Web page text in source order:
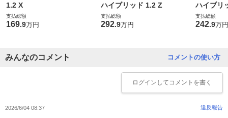
1.2 X
支払総額
169.9万円
ハイブリッド 1.2 Z
支払総額
292.9万円
ハイブリ
支払総額
242.9万円
コメントの使い方
みんなのコメント
ログイン してコメントを書く
2026/6/04 08:37 違反報告